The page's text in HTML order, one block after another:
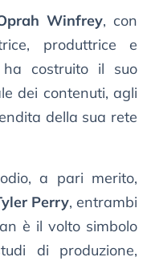
Winfrey, con
produttrice e
costruito il suo
dei contenuti, agli
della sua rete
a pari merito,
Perry, entrambi
è il volto simbolo
di produzione,